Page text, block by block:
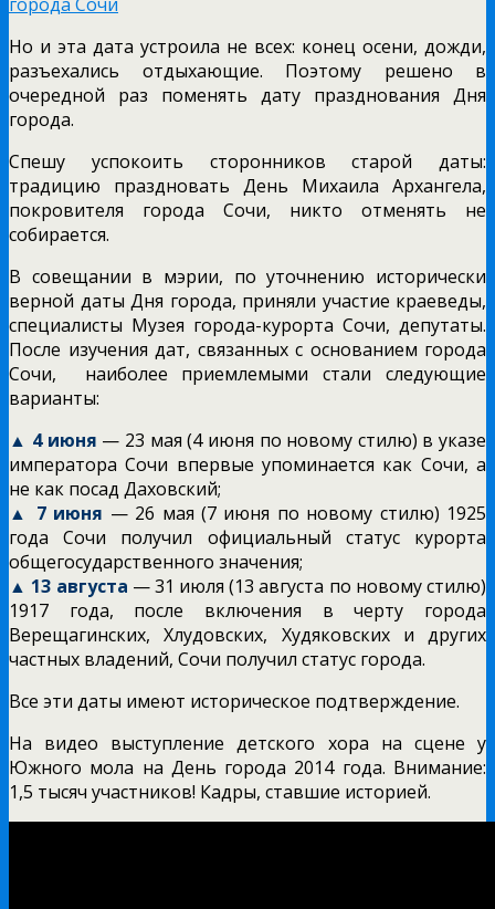
Но и эта дата устроила не всех: конец осени, дожди,
разъехались отдыхающие. Поэтому решено в
очередной раз поменять дату празднования Дня
города.
Спешу успокоить сторонников старой даты:
традицию праздновать День Михаила Архангела,
покровителя города Сочи, никто отменять не
собирается.
В совещании в мэрии, по уточнению исторически
верной даты Дня города, приняли участие краеведы,
специалисты Музея города-курорта Сочи, депутаты.
После изучения дат, связанных с основанием города
Сочи, наиболее приемлемыми стали следующие
варианты:
▲ 4 июня — 23 мая (4 июня по новому стилю) в указе
императора Сочи впервые упоминается как Сочи, а
не как посад Даховский;
▲ 7 июня — 26 мая (7 июня по новому стилю) 1925
года Сочи получил официальный статус курорта
общегосударственного значения;
▲ 13 августа — 31 июля (13 августа по новому стилю)
1917 года, после включения в черту города
Верещагинских, Хлудовских, Худяковских и других
частных владений, Сочи получил статус города.
Все эти даты имеют историческое подтверждение.
На видео выступление детского хора на сцене у
Южного мола на День города 2014 года. Внимание:
1,5 тысяч участников! Кадры, ставшие историей.